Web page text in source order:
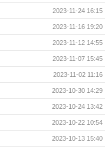
2023-11-24 16:15
2023-11-16 19:20
2023-11-12 14:55
2023-11-07 15:45
2023-11-02 11:16
2023-10-30 14:29
2023-10-24 13:42
2023-10-22 10:54
2023-10-13 15:40